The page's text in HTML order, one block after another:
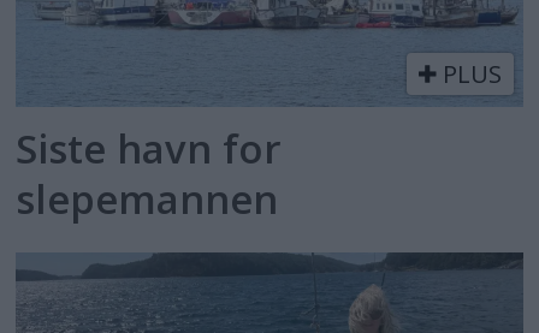
PLUS
Siste havn for
slepemannen